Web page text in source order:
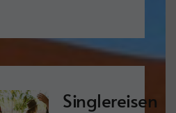
Singlereisen